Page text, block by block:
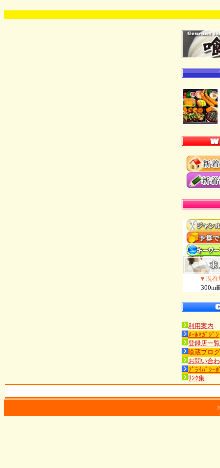
▼現在
300m
利用案内
ﾒｰﾙﾏｶﾞｼﾞﾝ
登録店一覧
喰蔵ブログ
お問い合
ﾌﾟﾗｲﾊﾞｼｰ
ﾘﾝｸ集